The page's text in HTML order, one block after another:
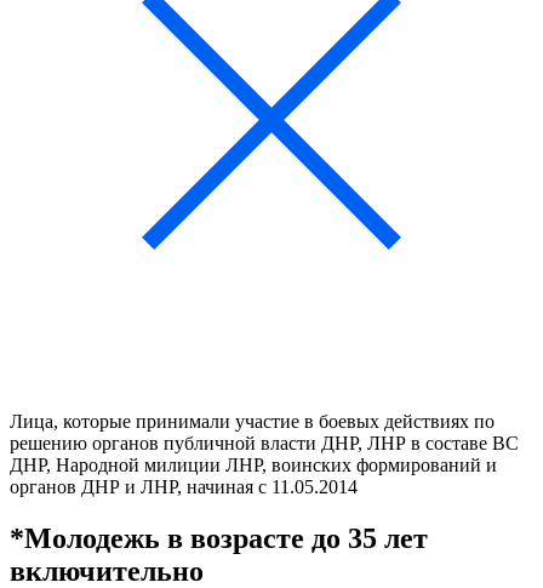
Лица, которые принимали участие в боевых действиях по
решению органов публичной власти ДНР, ЛНР в составе ВС
ДНР, Народной милиции ЛНР, воинских формирований и
органов ДНР и ЛНР, начиная с 11.05.2014
*Молодежь в возрасте до 35 лет
включительно